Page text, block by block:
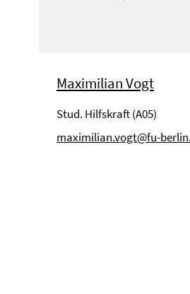
Maximilian Vogt
Stud. Hilfskraft (A05)
maximilian.vogt@fu-